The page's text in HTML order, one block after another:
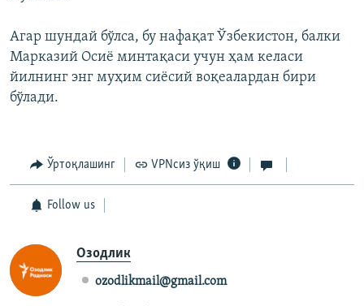
Агар шундай бўлса, бу нафақат Ўзбекистон, балки
Марказий Осиё минтақаси учун ҳам келаси
йилнинг энг муҳим сиёсий воқеалардан бири
бўлади.
Ўртоқлашинг VPNсиз ўқиш
Follow us
Озодлик
ozodlikmail@gmail.com